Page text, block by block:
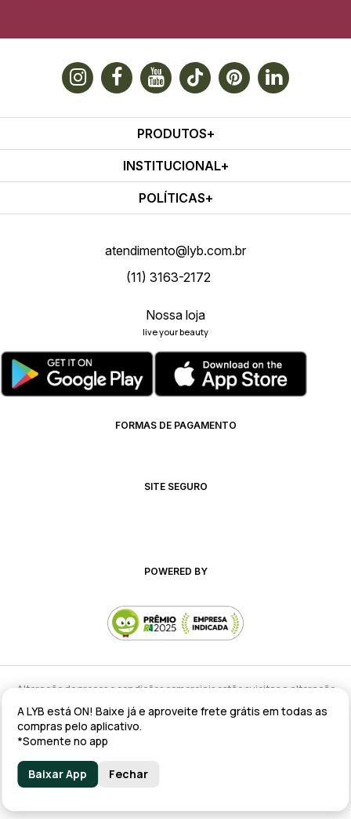
PRODUTOS
INSTITUCIONAL
POLÍTICAS
atendimento@lyb.com.br
(11) 3163-2172
Nossa loja
live your beauty
FORMAS DE PAGAMENTO
SITE SEGURO
POWERED BY
Alteração de preços e condições comerciais estão sujeitas a alteração
sem aviso prévio.
lyb @ 2025 - Av. Talma Rodrigues Ribeiro, 147 - Galpão 02 MOD
A/B/C/D/E, Sala 09 Serra - ES CEP: 29173-795 - CNPJ: 43.008.535/0001-11
A LYB está ON! Baixe já e aproveite frete grátis em todas as
compras pelo aplicativo.
*Somente no app
Baixar App Fechar